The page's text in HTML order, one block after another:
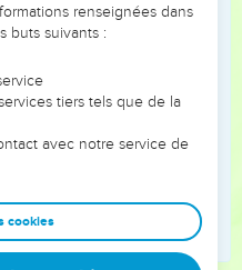
pas la loi, ce sont des
vers Jésus et qui était
homme avant qu'on
renseignées dans
buts suivants :
tiers tels que de la
avec notre service de
cookies